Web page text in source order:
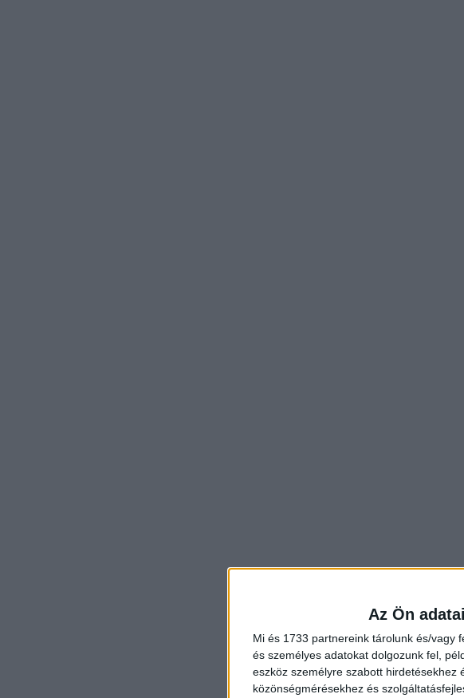
Az Ön
Mi és 1733 partnereink tárolunk és/vagy
és személyes adatokat dolgozunk fel,
eszköz személyre szabott hirdetésekhez
közönségmérésekhez és